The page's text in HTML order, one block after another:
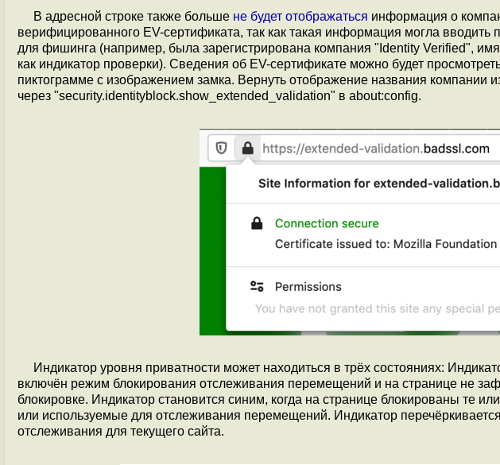
В адресной строке также больше не будет отображаться информация о
верифицированного EV-сертификата, так как такая информация могла вводить
для фишинга (например, была зарегистрирована компания "Identity Verified",
как индикатор проверки). Сведения об EV-сертификате можно будет
пиктограмме с изображением замка. Вернуть отображение названия компании
через "security.identityblock.show_extended_validation" в about:config.
Индикатор уровня приватности может находиться в трёх состояниях:
включён режим блокирования отслеживания перемещений и на странице не
блокировке. Индикатор становится синим, когда на странице блокированы те
или используемые для отслеживания перемещений. Индикатор
отслеживания для текущего сайта.